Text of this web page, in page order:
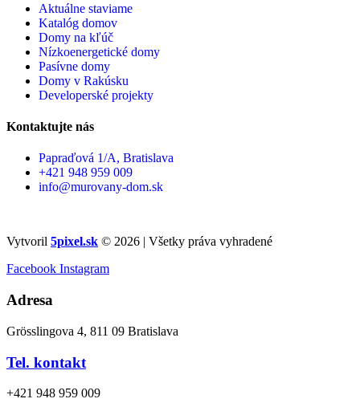
Aktuálne staviame
Katalóg domov
Domy na kľúč
Nízkoenergetické domy
Pasívne domy
Domy v Rakúsku
Developerské projekty
Kontaktujte nás
Papraďová 1/A, Bratislava
+421 948 959 009
info@murovany-dom.sk
Vytvoril 5pixel.sk © 2026 | Všetky práva vyhradené
Facebook Instagram
Adresa
Grösslingova 4, 811 09 Bratislava
Tel. kontakt
+421 948 959 009